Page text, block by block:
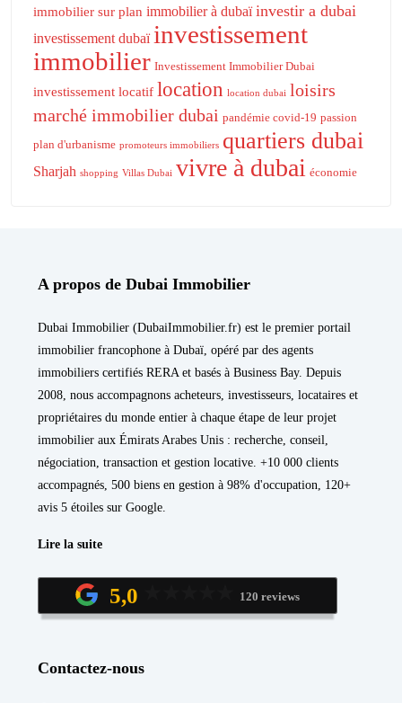
immobilier sur plan immobilier à dubaï investir a dubai
investissement dubaï investissement
immobilier Investissement Immobilier Dubai
investissement locatif location location dubai loisirs
marché immobilier dubai pandémie covid-19 passion
plan d'urbanisme promoteurs immobiliers quartiers dubai
Sharjah shopping Villas Dubai vivre à dubai économie
A propos de Dubai Immobilier
Dubai Immobilier (DubaiImmobilier.fr) est le premier portail
immobilier francophone à Dubaï, opéré par des agents
immobiliers certifiés RERA et basés à Business Bay. Depuis
2008, nous accompagnons acheteurs, investisseurs, locataires et
propriétaires du monde entier à chaque étape de leur projet
immobilier aux Émirats Arabes Unis : recherche, conseil,
négociation, transaction et gestion locative. +10 000 clients
accompagnés, 500 biens en gestion à 98% d'occupation, 120+
avis 5 étoiles sur Google.
Lire la suite
5,0 120 reviews
Contactez-nous